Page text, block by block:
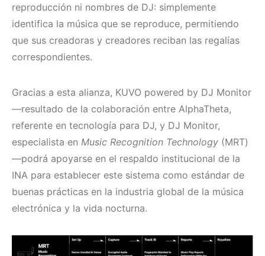
reproducción ni nombres de DJ: simplemente
identifica la música que se reproduce, permitiendo
que sus creadoras y creadores reciban las regalías
correspondientes.
Gracias a esta alianza, KUVO powered by DJ Monitor
—resultado de la colaboración entre AlphaTheta,
referente en tecnología para DJ, y DJ Monitor,
especialista en Music Recognition Technology (MRT)
—podrá apoyarse en el respaldo institucional de la
INA para establecer este sistema como estándar de
buenas prácticas en la industria global de la música
electrónica y la vida nocturna.